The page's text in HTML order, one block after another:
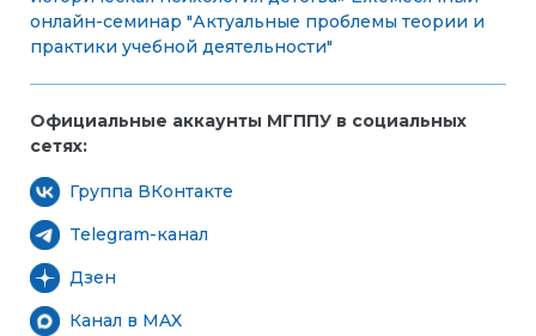
онлайн-семинар "Актуальные проблемы теории и
практики учебной деятельности"
Официальные аккаунты МГППУ в социальных
сетях:
Группа ВКонтакте
Telegram-канал
Дзен
Канал в MAX